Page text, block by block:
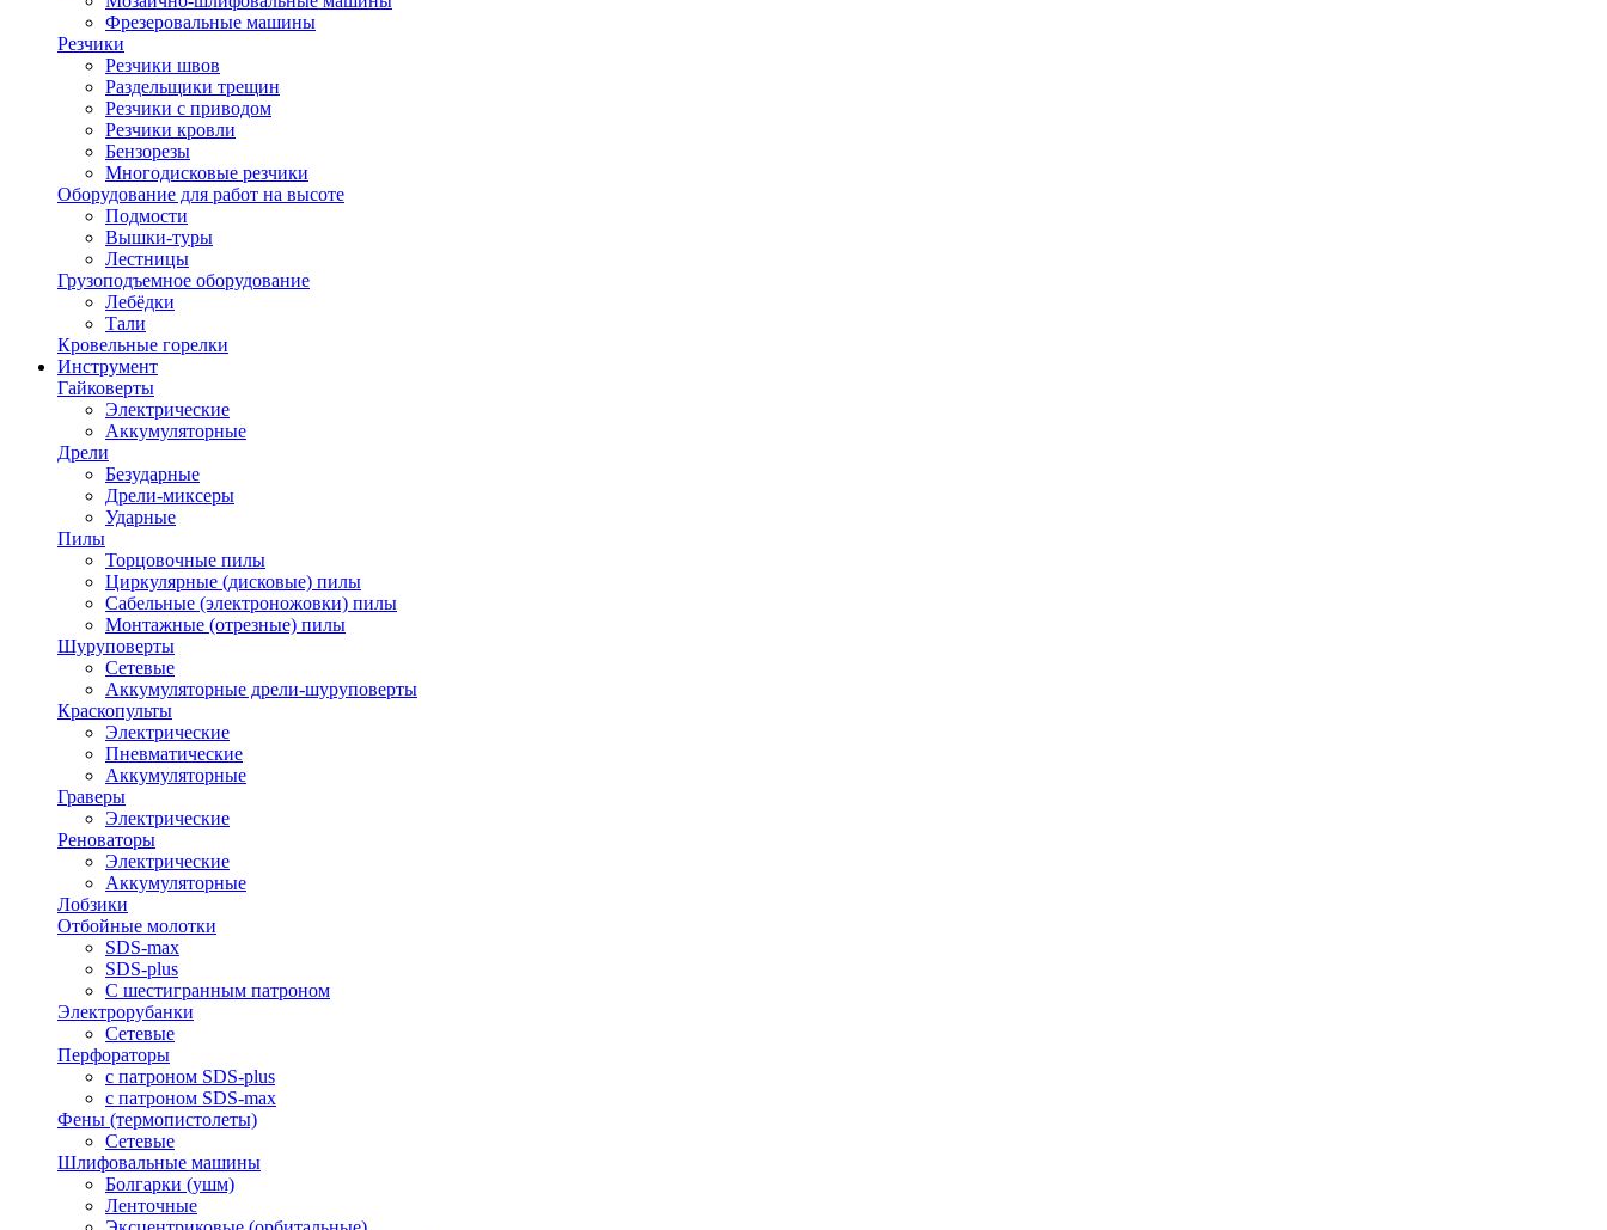
Фрезеровальные машины
Резчики
Резчики швов
Раздельщики трещин
Резчики с приводом
Резчики кровли
Бензорезы
Многодисковые резчики
Оборудование для работ на высоте
Подмости
Вышки-туры
Лестницы
Грузоподъемное оборудование
Лебёдки
Тали
Кровельные горелки
Инструмент
Гайковерты
Электрические
Аккумуляторные
Дрели
Безударные
Дрели-миксеры
Ударные
Пилы
Торцовочные пилы
Циркулярные (дисковые) пилы
Сабельные (электроножовки) пилы
Монтажные (отрезные) пилы
Шуруповерты
Сетевые
Аккумуляторные дрели-шуруповерты
Краскопульты
Электрические
Пневматические
Аккумуляторные
Граверы
Электрические
Реноваторы
Электрические
Аккумуляторные
Лобзики
Отбойные молотки
SDS-max
SDS-plus
С шестигранным патроном
Электрорубанки
Сетевые
Перфораторы
с патроном SDS-plus
с патроном SDS-max
Фены (термопистолеты)
Сетевые
Шлифовальные машины
Болгарки (ушм)
Ленточные